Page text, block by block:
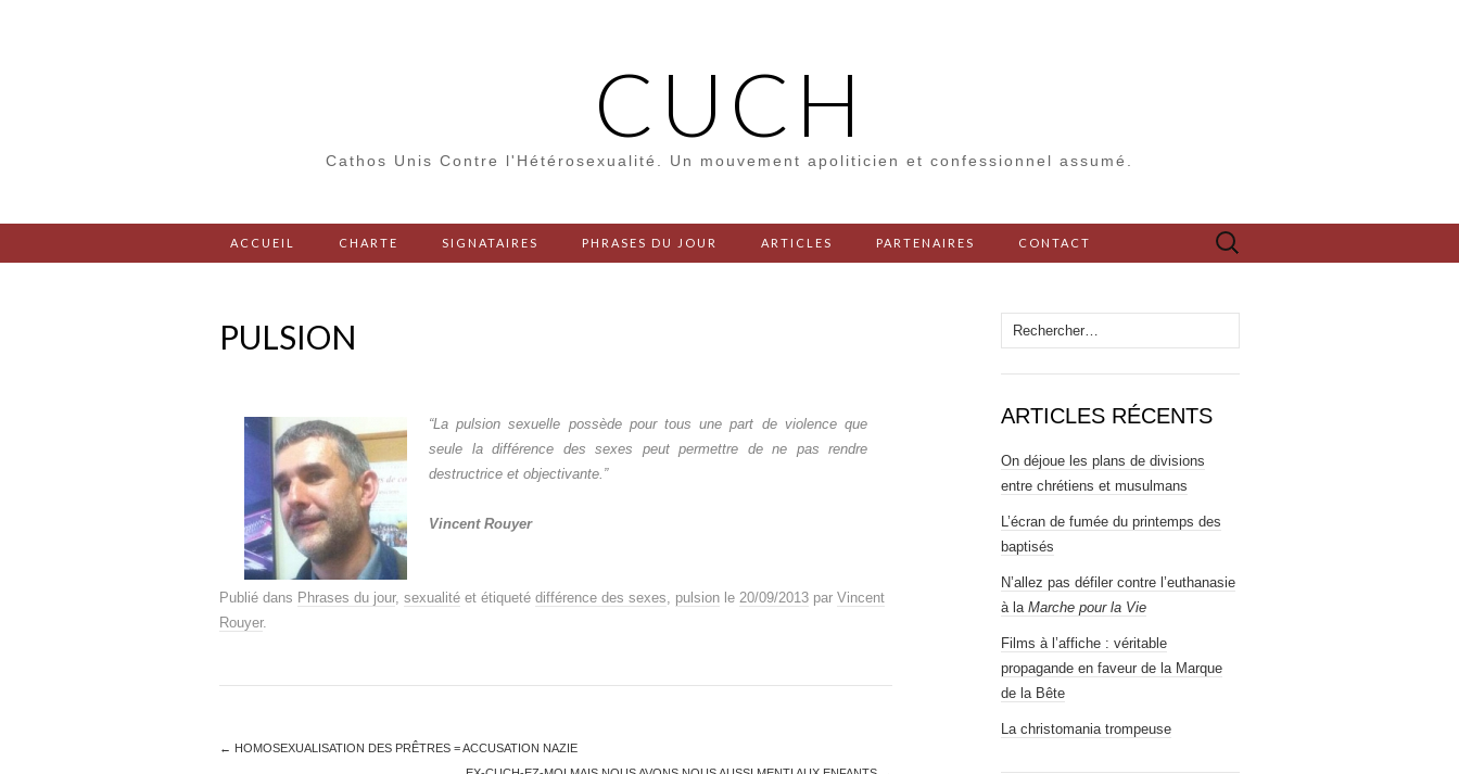
CUCH
Cathos Unis Contre l'Hétérosexualité. Un mouvement apoliticien et confessionnel assumé.
ACCUEIL CHARTE SIGNATAIRES PHRASES DU JOUR ARTICLES PARTENAIRES CONTACT Rechercher :
PULSION
“La pulsion sexuelle possède pour tous une part de violence que
seule la différence des sexes peut permettre de ne pas rendre
destructrice et objectivante.”
Vincent Rouyer
Publié dans Phrases du jour, sexualité et étiqueté différence des sexes, pulsion le 20/09/2013 par Vincent
Rouyer.
← HOMOSEXUALISATION DES PRÊTRES = ACCUSATION NAZIE
Rechercher :
ARTICLES RÉCENTS
On déjoue les plans de divisions
entre chrétiens et musulmans
L’écran de fumée du printemps des
baptisés
N’allez pas défiler contre l’euthanasie
à la Marche pour la Vie
Films à l’affiche : véritable
propagande en faveur de la Marque
de la Bête
La christomania trompeuse